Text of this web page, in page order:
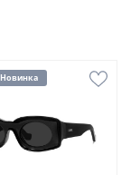
Новинка